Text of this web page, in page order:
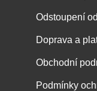
Odstoupení
Doprava a
Obchodní
Podmínky